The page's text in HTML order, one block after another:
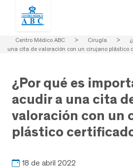
Centro Médico ABC > Cirugía >
una cita de valoración con un cirujano plástico
¿Por qué es
acudir a una cita
valoración con un
plástico
18 de abril 2022